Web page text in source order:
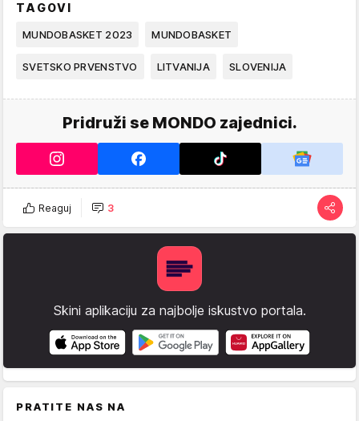
TAGOVI
MUNDOBASKET 2023 MUNDOBASKET
SVETSKO PRVENSTVO LITVANIJA SLOVENIJA
Pridruži se MONDO zajednici.
Reaguj 3
Skini aplikaciju za najbolje iskustvo portala.
PRATITE NAS NA